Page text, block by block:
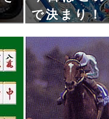
で決まり！